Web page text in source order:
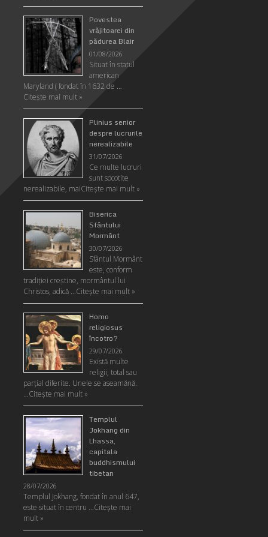
Povestea
vrăjitoarei din
pădurea Blair
01/08/2026
Situat în statul
american
Maryland ( fondat în 1632 de …
Citeşte mai mult »
Plinius senior
despre lucrurile
nerealizabile
31/07/2026
Ce multe lucruri
sunt socotite
nerealizabile, maiCiteşte mai mult »
Biserica
Sfântului
Mormânt
30/07/2026
Sfântul Mormânt
este, conform
tradiţiei creştine, mormântul lui
Christos, adică …Citeşte mai mult »
Homo
religiosus
încotro?
29/07/2026
Există multe
religii, total sau
parţial diferite. Unele se aseamănă.
…Citeşte mai mult »
Templul
Jokhang din
Lhassa,
capitala
buddhismului
tibetan
28/07/2026
Templul Jokhang, fondat în anul 647,
este situat în centru …Citeşte mai
mult »